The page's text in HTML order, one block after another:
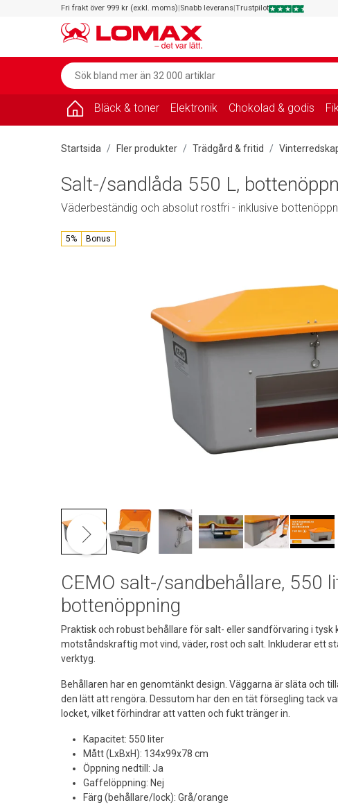
Fri frakt över 999 kr (exkl. moms)|Snabb leverans|Trustpilot
Bläck & toner Elektronik Chokolad & godis
Startsida Fler produkter Trädgård & fritid
5% Bonus
Se video
CEMO salt-/sandbehållare, 550
bottenöppning
Praktisk och robust behållare för salt- eller sandförvaring i tysk
motståndskraftig mot vind, väder, rost och salt. Inkluderar ett
verktyg.
Behållaren har en genomtänkt design. Väggarna är släta och
den lätt att rengöra. Dessutom har den en tät försegling tack
locket, vilket förhindrar att vatten och fukt tränger in.
Kapacitet: 550 liter
Mått (LxBxH): 134x99x78 cm
Öppning nedtill: Ja
Gaffelöppning: Nej
Färg (behållare/lock): Grå/orange
Salt-/sandlåda 550 L,
Väderbeständig och absolut rostfri - inklusive